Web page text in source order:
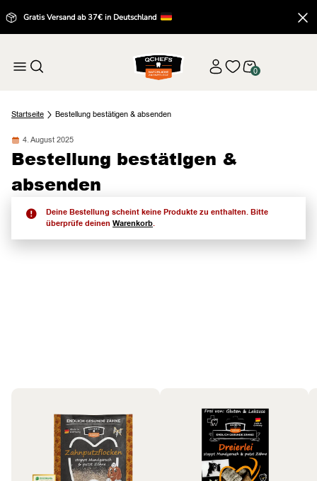
Gratis Versand ab 37€ in Deutschland
0
Startseite Bestellung bestätigen & absenden
4. August 2025
Bestellung bestätigen &
absenden
Deine Bestellung scheint keine Produkte zu enthalten. Bitte
überprüfe deinen Warenkorb.